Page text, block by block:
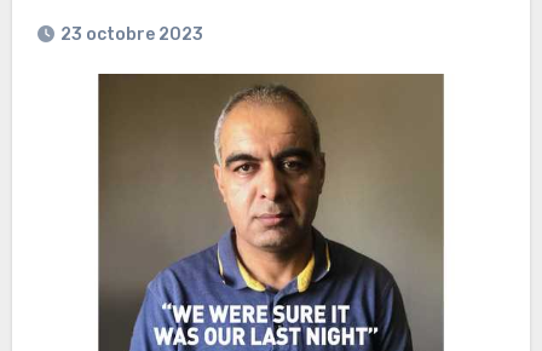
23 octobre 2023